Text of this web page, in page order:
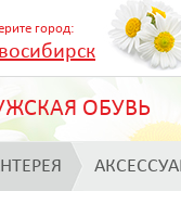
город:
ОБУВЬ